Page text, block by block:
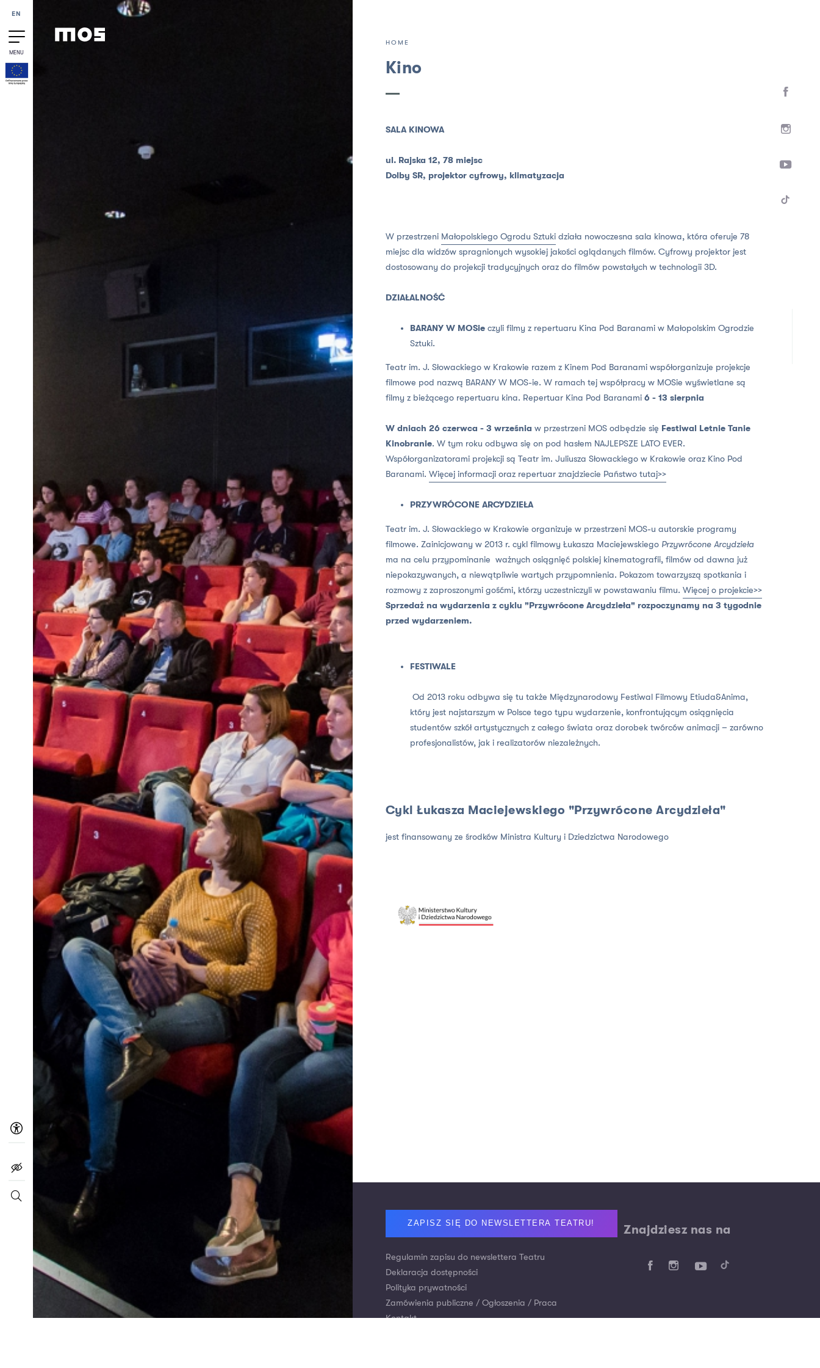
Przejdź do treści
EN
MENU
HOME
Kino
SALA KINOWA
ul. Rajska 12, 78 miejsc
Dolby SR, projektor cyfrowy, klimatyzacja
W przestrzeni Małopolskiego Ogrodu Sztukidziała nowoczesna sala kinowa, która oferuje 78
miejsc dla widzów spragnionych wysokiej jakości oglądanych filmów. Cyfrowy projektor jest
dostosowany do projekcji tradycyjnych oraz do filmów powstałych w technologii 3D.
DZIAŁALNOŚĆ
BARANY W MOSie czyli filmy z repertuaru Kina Pod Baranami w Małopolskim Ogrodzie
Sztuki.
Teatr im. J. Słowackiego w Krakowie razem z Kinem Pod Baranami współorganizuje projekcje
filmowe pod nazwą BARANY W MOS-ie. W ramach tej współpracy w MOSie wyświetlane są
filmy z bieżącego repertuaru kina. Repertuar Kina Pod Baranami6 - 13 sierpnia
W dniach 26 czerwca - 3 września w przestrzeni MOS odbędzie się Festiwal Letnie Tanie
Kinobranie. W tym roku odbywa się on pod hasłem NAJLEPSZE LATO EVER.
Współorganizatorami projekcji są Teatr im. Juliusza Słowackiego w Krakowie oraz Kino Pod
Baranami. Więcej informacji oraz repertuar znajdziecie Państwo tutaj>>
PRZYWRÓCONE ARCYDZIEŁA
Teatr im. J. Słowackiego w Krakowie organizuje w przestrzeni MOS-u autorskie programy
filmowe. Zainicjowany w 2013 r. cykl filmowy Łukasza Maciejewskiego Przywrócone Arcydzieła
ma na celu przypominanie ważnych osiągnięć polskiej kinematografii, filmów od dawna już
niepokazywanych, a niewątpliwie wartych przypomnienia. Pokazom towarzyszą spotkania i
rozmowy z zaproszonymi gośćmi, którzy uczestniczyli w powstawaniu filmu. Więcej o projekcie>>
Sprzedaż na wydarzenia z cyklu "Przywrócone Arcydzieła" rozpoczynamy na 3 tygodnie
przed wydarzeniem.
FESTIWALE
Od 2013 roku odbywa się tu także Międzynarodowy Festiwal Filmowy Etiuda&Anima,
który jest najstarszym w Polsce tego typu wydarzenie, konfrontującym osiągnięcia
studentów szkół artystycznych z całego świata oraz dorobek twórców animacji – zarówno
profesjonalistów, jak i realizatorów niezależnych.
Cykl Łukasza Maciejewskiego "Przywrócone Arcydzieła"
jest finansowany ze środków Ministra Kultury i Dziedzictwa Narodowego
Footer
ZAPISZ SIĘ DO NEWSLETTERA TEATRU!
Regulamin zapisu do newslettera Teatru
Deklaracja dostępności
Polityka prywatności
Zamówienia publiczne / Ogłoszenia / Praca
Kontakt
Znajdziesz nas na